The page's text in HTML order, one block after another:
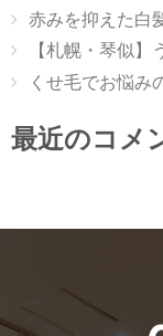
赤みを抑えた白
【札幌・琴似
くせ毛でお悩み
最近のコメ